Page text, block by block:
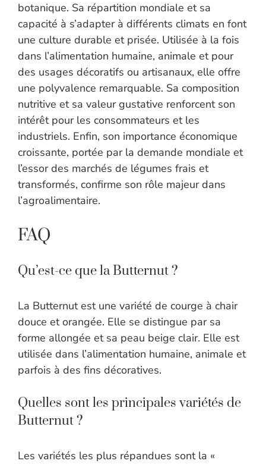
botanique. Sa répartition mondiale et sa
capacité à s’adapter à différents climats en font
une culture durable et prisée. Utilisée à la fois
dans l’alimentation humaine, animale et pour
des usages décoratifs ou artisanaux, elle offre
une polyvalence remarquable. Sa composition
nutritive et sa valeur gustative renforcent son
intérêt pour les consommateurs et les
industriels. Enfin, son importance économique
croissante, portée par la demande mondiale et
l’essor des marchés de légumes frais et
transformés, confirme son rôle majeur dans
l’agroalimentaire.
FAQ
Qu’est-ce que la Butternut ?
La Butternut est une variété de courge à chair
douce et orangée. Elle se distingue par sa
forme allongée et sa peau beige clair. Elle est
utilisée dans l’alimentation humaine, animale et
parfois à des fins décoratives.
Quelles sont les principales variétés de
Butternut ?
Les variétés les plus répandues sont la «